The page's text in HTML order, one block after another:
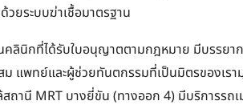
วยระบบฆ่าเชื้อมาตรฐาน
นคลินิกที่ได้รับใบอนุญาตตามกฎหมาย มีบรรยา
สม แพทย์และผู้ช่วยทันตกรรมที่เป็นมิตรของเ
สถานี MRT บางยี่ขัน (ทางออก 4) มีบริการร